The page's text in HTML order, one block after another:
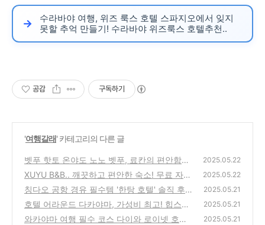
수라바야 여행, 위즈 룩스 호텔 스파지오에서 잊지
못할 추억 만들기! 수라바야 위즈룩스 호텔추천..
공감 구독하기
'여행갈래' 카테고리의 다른 글
벳푸 핫토 온야도 노노 벳푸, 료칸의 편안함과
맛있는 조식! 벳푸 추천 호텔! 벳푸 료칸 조식
맛집
(0)
2025.05.22
XUYU B&B.. 깨끗하고 편안한 숙소! 무료 자전
거까지! 찐 후기 및 강력 추천 타이베이숙소 가
성비숙소 자전거여행
(0)
2025.05.22
칭다오 공항 경유 필수템 '한탕 호텔' 솔직 후
기! 가성비와 친절함, 그리고 아쉬운 점까지 칭
다오 공항호텔 솔직후기
(0)
2025.05.21
호텔 어라운드 다카야마, 가성비 최고! 힙스터
스타일과 편리한 교통의 완벽 조화! 추천 후기
2025.05.21
와카야마 여행 필수 코스 다이와 로이넷 호텔
2025.05.21